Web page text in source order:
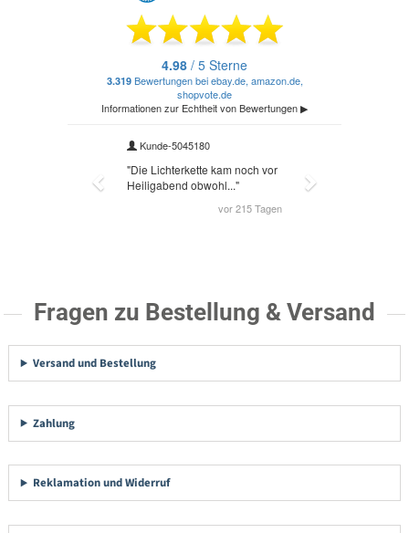
Fragen zu Bestellung & Versand
Versand und Bestellung
Zahlung
Reklamation und Widerruf